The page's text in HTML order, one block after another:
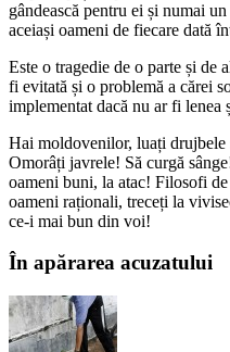
gândească pentru ei și numai
aceiași oameni de fiecare dată
Este o tragedie de o parte și de
fi evitată și o problemă a cărei
implementat dacă nu ar fi lenea
Hai moldovenilor, luați
Omorâți javrele! Să curgă
oameni buni, la atac! Filosofi
oameni raționali, treceți la
ce-i mai bun din voi!
În apărarea acuzatului